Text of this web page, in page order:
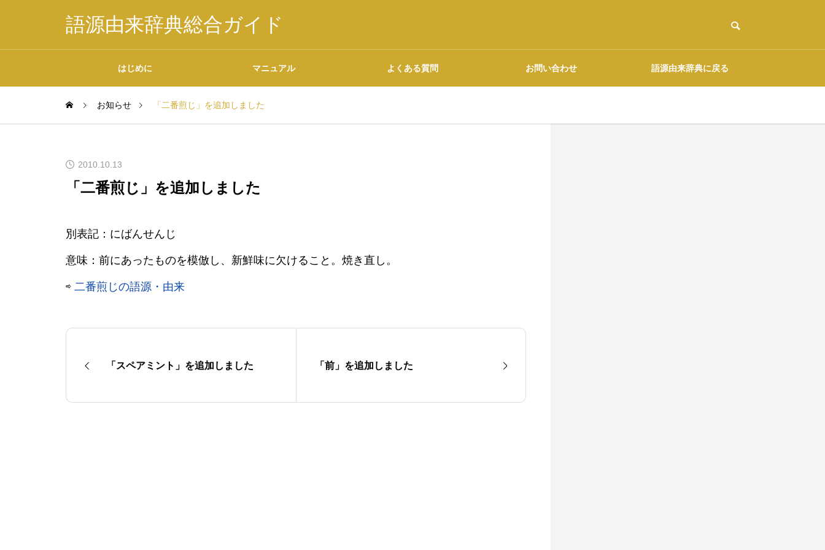
語源由来辞典総合ガイド
はじめに マニュアル よくある質問 お問い合わせ 語源由来辞典に戻る
いて
お知らせ 「二番煎じ」を追加しました
2010.10.13
「二番煎じ」を追加しました
別表記：にばんせんじ
意味：前にあったものを模倣し、新鮮味に欠けること。焼き直し。
⇨ 二番煎じの語源・由来
「スペアミント」を追加しました 「前」を追加しました